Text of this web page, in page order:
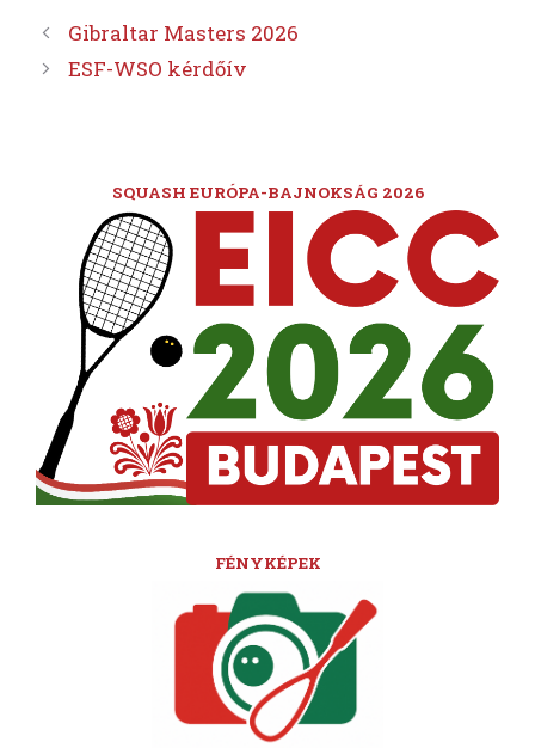
Gibraltar Masters 2026
ESF-WSO kérdőív
SQUASH EURÓPA-BAJNOKSÁG 2026
FÉNYKÉPEK